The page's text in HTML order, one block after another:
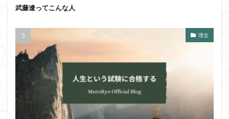
武藤遼ってこんな人
理念